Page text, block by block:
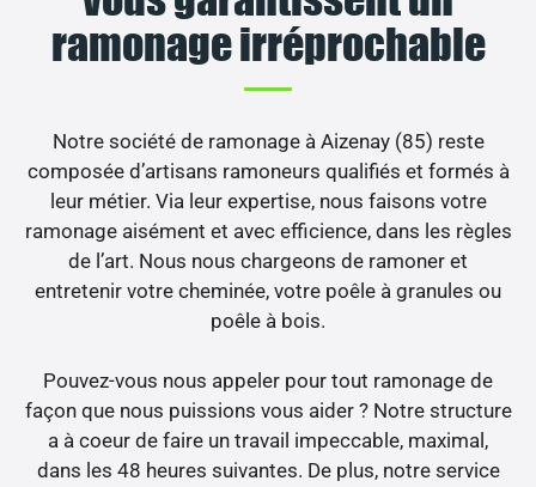
ramonage irréprochable
Notre société de ramonage à Aizenay (85) reste
composée d’artisans ramoneurs qualifiés et formés à
leur métier. Via leur expertise, nous faisons votre
ramonage aisément et avec efficience, dans les règles
de l’art. Nous nous chargeons de ramoner et
entretenir votre cheminée, votre poêle à granules ou
poêle à bois.
Pouvez-vous nous appeler pour tout ramonage de
façon que nous puissions vous aider ? Notre structure
a à coeur de faire un travail impeccable, maximal,
dans les 48 heures suivantes. De plus, notre service